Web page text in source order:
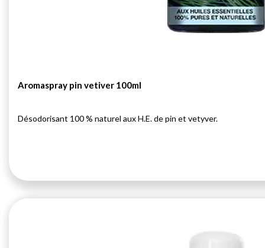
Aromaspray pin vetiver 100ml
Désodorisant 100 % naturel aux H.E. de pin et vetyver.